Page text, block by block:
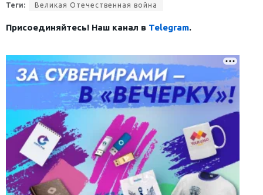
Теги: Великая Отечественная война
Присоединяйтесь! Наш канал в Telegram.